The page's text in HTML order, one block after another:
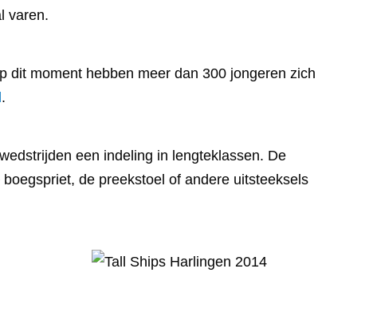
varen.
dit moment hebben meer dan 300 jongeren zich
.
een indeling in lengteklassen. De
de preekstoel of andere uitsteeksels